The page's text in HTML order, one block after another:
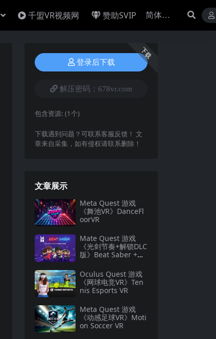
千盟VR视频网 赞助SVIP
下载
登录后下载
解压密码：678vr.com
包含资源: (1个)
下载遇到问题？可联系客服反馈！ 文
章来自采集，如有侵权请联系删除！
文章展示
Meta Quest 游戏
《舞池VR》DanceFl
oorVR
Mate Quest 游戏
《光剑节奏+解锁DLC
版》Beat Saber +DL
Oculus Quest 游戏
《网球电竞VR》Ten
nis Esports VR
Meta Quest 游戏
《动感足球VR》Moti
on Soccer VR